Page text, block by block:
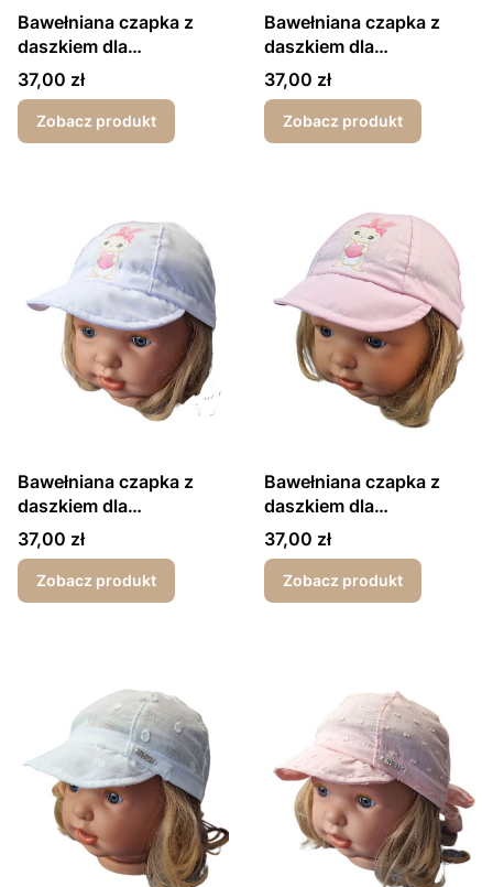
Bawełniana czapka z
daszkiem dla
dziewczynki wiązana z
tyłu kwiatki różowe
Cena
37,00 zł
Zobacz produkt
Bawełniana czapka z
daszkiem dla
dziewczynki wiązana z
tyłu kwiatki białe
Cena
37,00 zł
Zobacz produkt
Bawełniana czapka z
daszkiem dla
dziewczynki wiązana z
tyłu królik biały
Cena
37,00 zł
Zobacz produkt
Bawełniana czapka z
daszkiem dla
dziewczynki wiązana z
tyłu królik różowy
Cena
37,00 zł
Zobacz produkt